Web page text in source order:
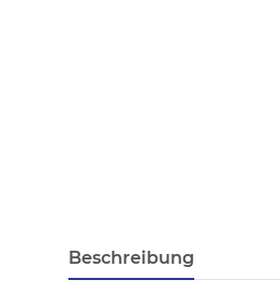
Beschreibung